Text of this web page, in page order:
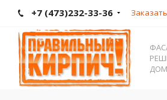
+7 (473)232-33-36